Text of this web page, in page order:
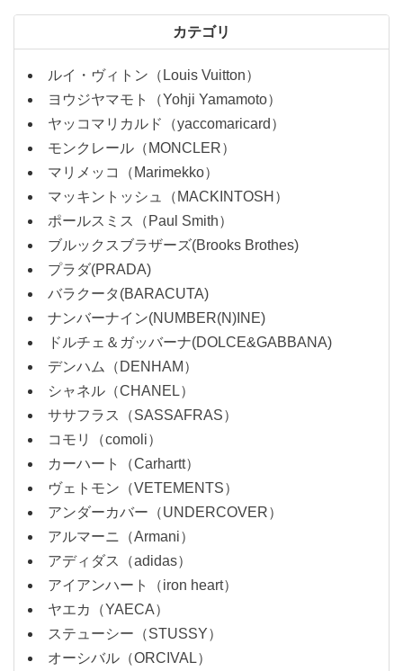
カテゴリ
ルイ・ヴィトン（Louis Vuitton）
ヨウジヤマモト（Yohji Yamamoto）
ヤッコマリカルド（yaccomaricard）
モンクレール（MONCLER）
マリメッコ（Marimekko）
マッキントッシュ（MACKINTOSH）
ポールスミス（Paul Smith）
ブルックスブラザーズ(Brooks Brothes)
プラダ(PRADA)
バラクータ(BARACUTA)
ナンバーナイン(NUMBER(N)INE)
ドルチェ＆ガッバーナ(DOLCE&GABBANA)
デンハム（DENHAM）
シャネル（CHANEL）
ササフラス（SASSAFRAS）
コモリ（comoli）
カーハート（Carhartt）
ヴェトモン（VETEMENTS）
アンダーカバー（UNDERCOVER）
アルマーニ（Armani）
アディダス（adidas）
アイアンハート（iron heart）
ヤエカ（YAECA）
ステューシー（STUSSY）
オーシバル（ORCIVAL）